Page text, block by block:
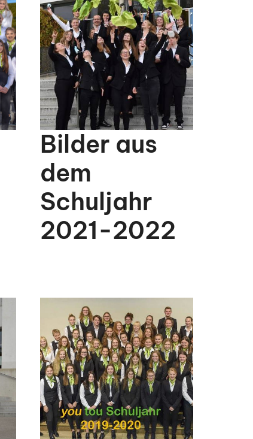
Bilder aus
dem
Schuljahr
2021-2022